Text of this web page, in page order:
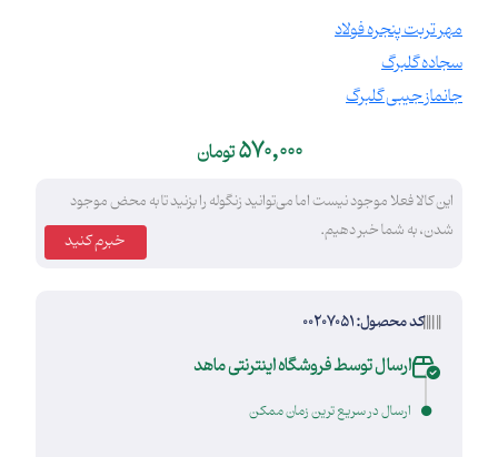
مهر تربت پنجره فولاد
سجاده گلبرگ
جانماز جیبی گلبرگ
570,000تومان
این کالا فعلا موجود نیست اما می‌توانید زنگوله را بزنید تا به محض موجود
شدن، به شما خبر دهیم.
کد محصول: 00207051
ارسال توسط فروشگاه اینترنتی ماهد
ارسال در سریع ترین زمان ممکن